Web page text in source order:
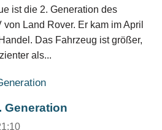
ist die 2. Generation des
Land Rover. Er kam im April
Das Fahrzeug ist größer,
als...
Generation